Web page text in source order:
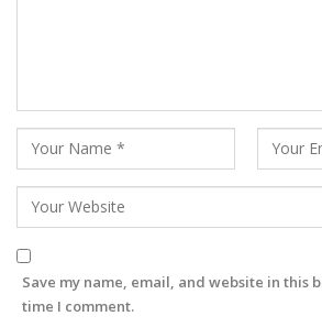
Save my name, email, and website in this
time I comment.